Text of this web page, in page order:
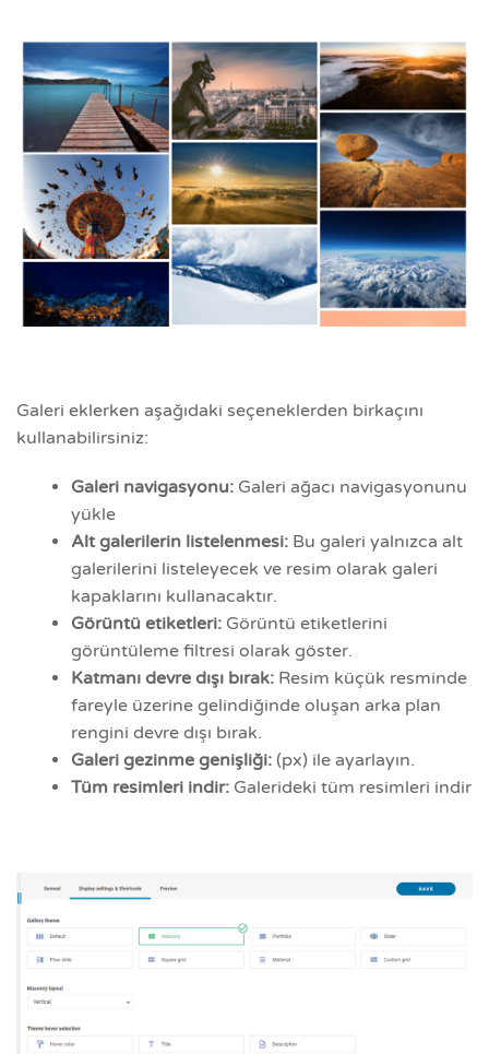
Galeri eklerken aşağıdaki seçeneklerden birkaçını
kullanabilirsiniz:
Galeri navigasyonu: Galeri ağacı navigasyonunu
yükle
Alt galerilerin listelenmesi: Bu galeri yalnızca alt
galerilerini listeleyecek ve resim olarak galeri
kapaklarını kullanacaktır.
Görüntü etiketleri: Görüntü etiketlerini
görüntüleme filtresi olarak göster.
Katmanı devre dışı bırak: Resim küçük resminde
fareyle üzerine gelindiğinde oluşan arka plan
rengini devre dışı bırak.
Galeri gezinme genişliği: (px) ile ayarlayın.
Tüm resimleri indir: Galerideki tüm resimleri indir